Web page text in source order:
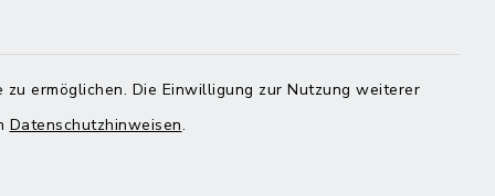
ermöglichen. Die Einwilligung zur Nutzung weiterer
Datenschutzhinweisen.